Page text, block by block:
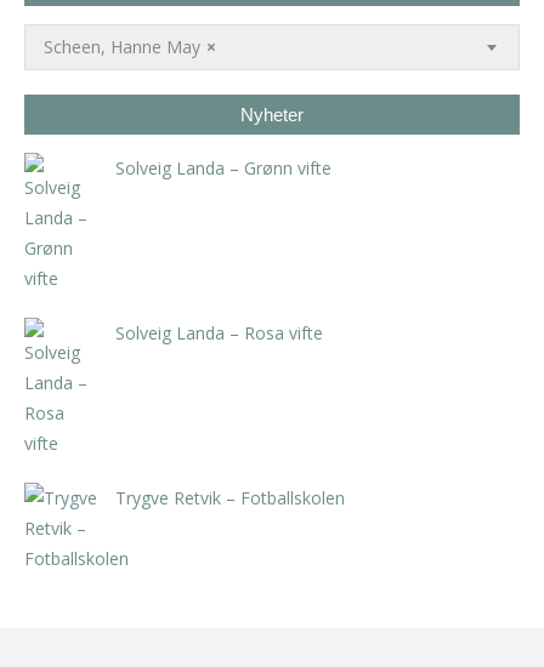
×
Scheen, Hanne May
Nyheter
Solveig Landa – Grønn vifte
Solveig Landa – Rosa vifte
Trygve Retvik – Fotballskolen